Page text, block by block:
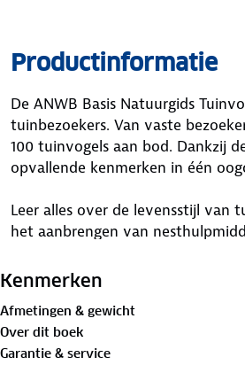
Productinformatie
De ANWB Basis Natuurgids
tuinbezoekers. Van vaste
100 tuinvogels aan bod. Dankzij
opvallende kenmerken in één
Leer alles over de levensstijl van
het aanbrengen van
eenvoudige soortherkenning!
Kenmerken
Afmetingen & gewicht
Over dit boek
Garantie & service